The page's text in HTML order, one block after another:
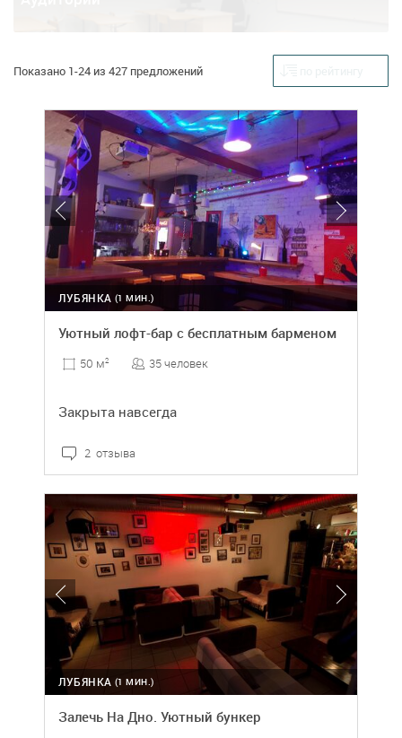
Показано 1-24 из 427 предложений
(1 МИН.)
ЛУБЯНКА
Уютный лофт-бар с бесплатным барменом
50 м2 35 человек
Закрыта навсегда
2 отзыва
(1 МИН.)
ЛУБЯНКА
Залечь На Дно. Уютный бункер